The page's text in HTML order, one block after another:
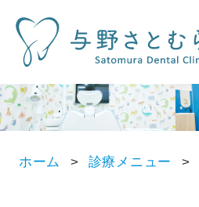
ホーム 診療メニュー